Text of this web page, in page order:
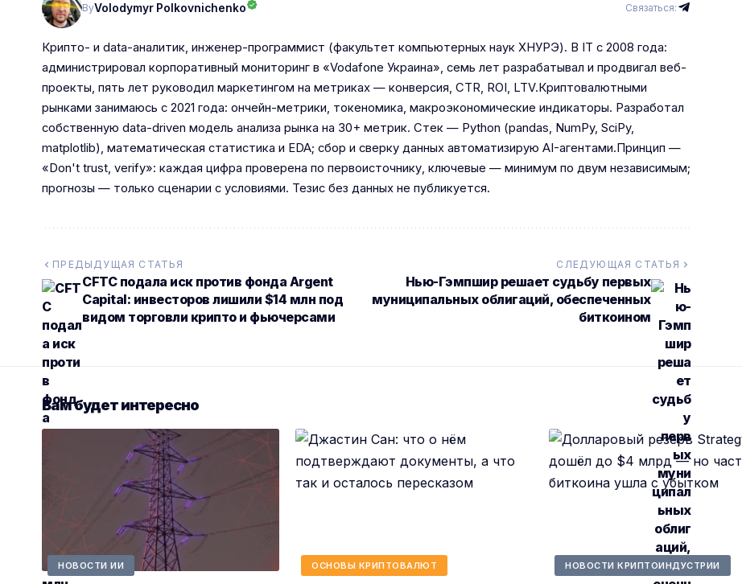
ByVolodymyr Polkovnichenko Связаться:
Крипто- и data-аналитик, инженер-программист (факультет компьютерных наук ХНУРЭ). В IT с 2008 года:
администрировал корпоративный мониторинг в «Vodafone Украина», семь лет разрабатывал и продвигал веб-
проекты, пять лет руководил маркетингом на метриках — конверсия, CTR, ROI, LTV.Криптовалютными
рынками занимаюсь с 2021 года: ончейн-метрики, токеномика, макроэкономические индикаторы. Разработал
собственную data-driven модель анализа рынка на 30+ метрик. Стек — Python (pandas, NumPy, SciPy,
matplotlib), математическая статистика и EDA; сбор и сверку данных автоматизирую AI-агентами.Принцип —
«Don't trust, verify»: каждая цифра проверена по первоисточнику, ключевые — минимум по двум независимым;
прогнозы — только сценарии с условиями. Тезис без данных не публикуется.
ПРЕДЫДУЩАЯ СТАТЬЯ
CFTC подала иск против фонда Argent
Capital: инвесторов лишили $14 млн под
видом торговли крипто и фьючерсами
СЛЕДУЮЩАЯ СТАТЬЯ
Нью-Гэмпшир решает судьбу первых
муниципальных облигаций, обеспеченных
биткоином
Вам будет интересно
НОВОСТИ ИИ ОСНОВЫ КРИПТОВАЛЮТ НОВОСТИ КРИПТОИНДУСТРИИ